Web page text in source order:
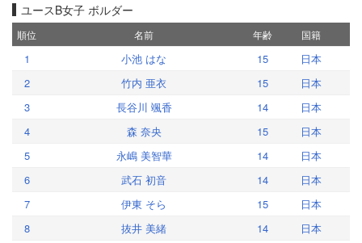
ユースB女子 ボルダー
順位 名前 年齢 国籍
1 小池 はな 15
日本
2
竹内 亜衣 15
日本
3
長谷川 颯香 14
日本
4
森 奈央 15
日本
5
永嶋 美智華 14
日本
6
武石 初音 14
日本
7
伊東 そら 15
日本
8
抜井 美緒 14
日本